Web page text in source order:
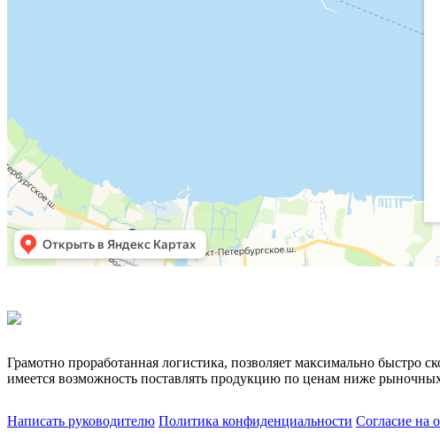
Грамотно проработанная логистика, позволяет максимально быстро
имеется возможность поставлять продукцию по ценам ниже
Написать руководителю Политика конфиденциальности Согласие на